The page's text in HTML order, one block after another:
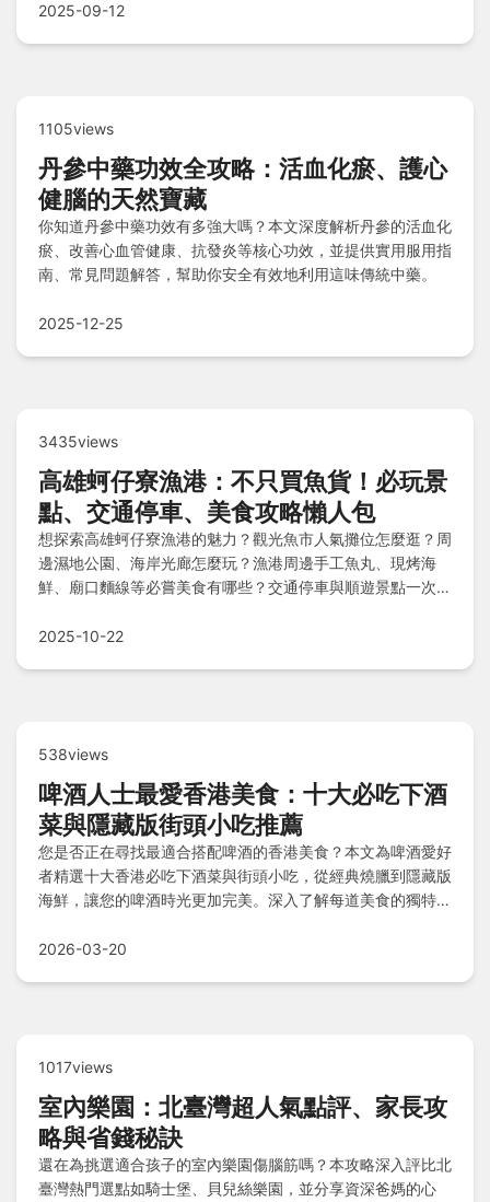
等經典小吃，懶人包幫你快速鎖定必吃好滋味，實用心得一次
2025-09-12
1105views
丹參中藥功效全攻略：活血化瘀、護心
健腦的天然寶藏
你知道丹參中藥功效有多強大嗎？本文深度解析丹參的活血化
瘀、改善心血管健康、抗發炎等核心功效，並提供實用服用指
南、常見問題解答，幫助你安全有效地利用這味傳統中藥。
2025-12-25
3435views
高雄蚵仔寮漁港：不只買魚貨！必玩景
點、交通停車、美食攻略懶人包
想探索高雄蚵仔寮漁港的魅力？觀光魚市人氣攤位怎麼逛？周
邊濕地公園、海岸光廊怎麼玩？漁港周邊手工魚丸、現烤海
鮮、廟口麵線等必嘗美食有哪些？交通停車與順遊景點一次整
2025-10-22
538views
啤酒人士最愛香港美食：十大必吃下酒
菜與隱藏版街頭小吃推薦
您是否正在尋找最適合搭配啤酒的香港美食？本文為啤酒愛好
者精選十大香港必吃下酒菜與街頭小吃，從經典燒臘到隱藏版
海鮮，讓您的啤酒時光更加完美。深入了解每道美食的獨特風
2026-03-20
1017views
室內樂園：北臺灣超人氣點評、家長攻
略與省錢秘訣
還在為挑選適合孩子的室內樂園傷腦筋嗎？本攻略深入評比北
臺灣熱門選點如騎士堡、貝兒絲樂園，並分享資深爸媽的心